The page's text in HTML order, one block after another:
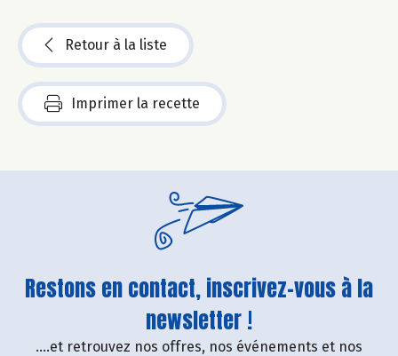
Retour à la liste
Imprimer la recette
Restons en contact, inscrivez-vous à la
newsletter !
....et retrouvez nos offres, nos événements et nos